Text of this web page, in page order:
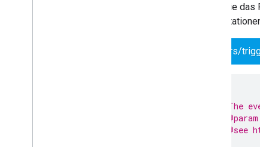
wenn Sie
triggers/
* The
*
* @see